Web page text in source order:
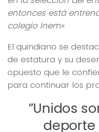
entonces está
colegio Inem»
El quindiano se
de estatura y su
opuesto que le
para continuar los
”Unidos
deporte